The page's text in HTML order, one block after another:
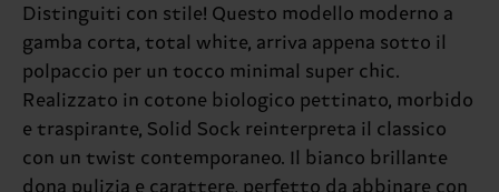
Distinguiti con stile! Questo modello moderno a
gamba corta, total white, arriva appena sotto il
polpaccio per un tocco minimal super chic.
Realizzato in cotone biologico pettinato, morbido
e traspirante, Solid Sock reinterpreta il classico
con un twist contemporaneo. Il bianco brillante
dona pulizia e carattere, perfetto da abbinare con